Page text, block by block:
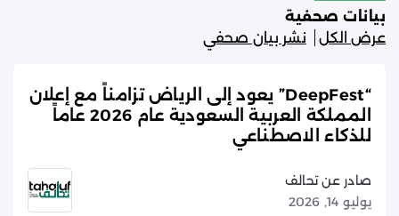
بيانات صحفية
عرض الكل
نشر بيان صحفي
“DeepFest” يعود إلى الرياض تزامناً مع إعلان
المملكة العربية السعودية عام 2026 عاماً
للذكاء الاصطناعي
صادر عن تحالف
يوليو 14, 2026